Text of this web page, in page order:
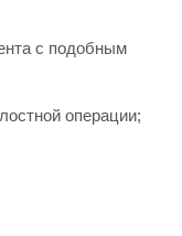
с подобным
операции;